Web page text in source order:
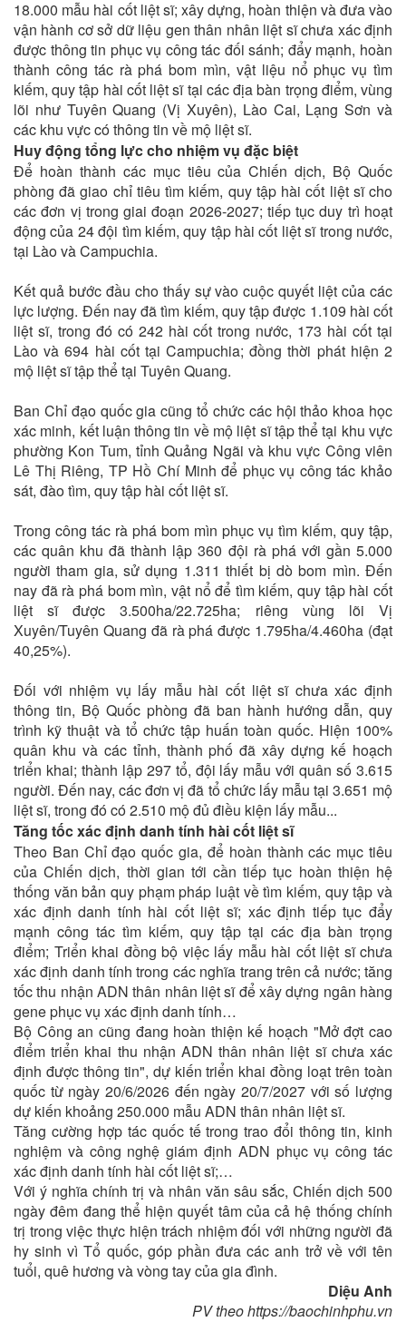
18.000 mẫu hài cốt liệt sĩ; xây dựng, hoàn thiện và đưa vào
vận hành cơ sở dữ liệu gen thân nhân liệt sĩ chưa xác định
được thông tin phục vụ công tác đối sánh; đẩy mạnh, hoàn
thành công tác rà phá bom mìn, vật liệu nổ phục vụ tìm
kiếm, quy tập hài cốt liệt sĩ tại các địa bàn trọng điểm, vùng
lõi như Tuyên Quang (Vị Xuyên), Lào Cai, Lạng Sơn và
các khu vực có thông tin về mộ liệt sĩ.
Huy động tổng lực cho nhiệm vụ đặc biệt
Để hoàn thành các mục tiêu của Chiến dịch, Bộ Quốc
phòng đã giao chỉ tiêu tìm kiếm, quy tập hài cốt liệt sĩ cho
các đơn vị trong giai đoạn 2026-2027; tiếp tục duy trì hoạt
động của 24 đội tìm kiếm, quy tập hài cốt liệt sĩ trong nước,
tại Lào và Campuchia.
Kết quả bước đầu cho thấy sự vào cuộc quyết liệt của các
lực lượng. Đến nay đã tìm kiếm, quy tập được 1.109 hài cốt
liệt sĩ, trong đó có 242 hài cốt trong nước, 173 hài cốt tại
Lào và 694 hài cốt tại Campuchia; đồng thời phát hiện 2
mộ liệt sĩ tập thể tại Tuyên Quang.
Ban Chỉ đạo quốc gia cũng tổ chức các hội thảo khoa học
xác minh, kết luận thông tin về mộ liệt sĩ tập thể tại khu vực
phường Kon Tum, tỉnh Quảng Ngãi và khu vực Công viên
Lê Thị Riêng, TP Hồ Chí Minh để phục vụ công tác khảo
sát, đào tìm, quy tập hài cốt liệt sĩ.
Trong công tác rà phá bom mìn phục vụ tìm kiếm, quy tập,
các quân khu đã thành lập 360 đội rà phá với gần 5.000
người tham gia, sử dụng 1.311 thiết bị dò bom mìn. Đến
nay đã rà phá bom mìn, vật nổ để tìm kiếm, quy tập hài cốt
liệt sĩ được 3.500ha/22.725ha; riêng vùng lõi Vị
Xuyên/Tuyên Quang đã rà phá được 1.795ha/4.460ha (đạt
40,25%).
Đối với nhiệm vụ lấy mẫu hài cốt liệt sĩ chưa xác định
thông tin, Bộ Quốc phòng đã ban hành hướng dẫn, quy
trình kỹ thuật và tổ chức tập huấn toàn quốc. Hiện 100%
quân khu và các tỉnh, thành phố đã xây dựng kế hoạch
triển khai; thành lập 297 tổ, đội lấy mẫu với quân số 3.615
người. Đến nay, các đơn vị đã tổ chức lấy mẫu tại 3.651 mộ
liệt sĩ, trong đó có 2.510 mộ đủ điều kiện lấy mẫu...
Tăng tốc xác định danh tính hài cốt liệt sĩ
Theo Ban Chỉ đạo quốc gia, để hoàn thành các mục tiêu
của Chiến dịch, thời gian tới cần tiếp tục hoàn thiện hệ
thống văn bản quy phạm pháp luật về tìm kiếm, quy tập và
xác định danh tính hài cốt liệt sĩ; xác định tiếp tục đẩy
mạnh công tác tìm kiếm, quy tập tại các địa bàn trọng
điểm; Triển khai đồng bộ việc lấy mẫu hài cốt liệt sĩ chưa
xác định danh tính trong các nghĩa trang trên cả nước; tăng
tốc thu nhận ADN thân nhân liệt sĩ để xây dựng ngân hàng
gene phục vụ xác định danh tính…
Bộ Công an cũng đang hoàn thiện kế hoạch "Mở đợt cao
điểm triển khai thu nhận ADN thân nhân liệt sĩ chưa xác
định được thông tin", dự kiến triển khai đồng loạt trên toàn
quốc từ ngày 20/6/2026 đến ngày 20/7/2027 với số lượng
dự kiến khoảng 250.000 mẫu ADN thân nhân liệt sĩ.
Tăng cường hợp tác quốc tế trong trao đổi thông tin, kinh
nghiệm và công nghệ giám định ADN phục vụ công tác
xác định danh tính hài cốt liệt sĩ;…
Với ý nghĩa chính trị và nhân văn sâu sắc, Chiến dịch 500
ngày đêm đang thể hiện quyết tâm của cả hệ thống chính
trị trong việc thực hiện trách nhiệm đối với những người đã
hy sinh vì Tổ quốc, góp phần đưa các anh trở về với tên
tuổi, quê hương và vòng tay của gia đình.
Diệu Anh
PV theo https://baochinhphu.vn